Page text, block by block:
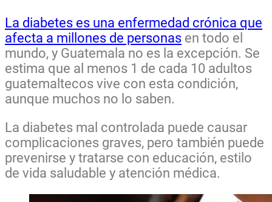
La diabetes es una enfermedad crónica que
afecta a millones de personas en todo el
mundo, y Guatemala no es la excepción. Se
estima que al menos 1 de cada 10 adultos
guatemaltecos vive con esta condición,
aunque muchos no lo saben.
La diabetes mal controlada puede causar
complicaciones graves, pero también puede
prevenirse y tratarse con educación, estilo
de vida saludable y atención médica.